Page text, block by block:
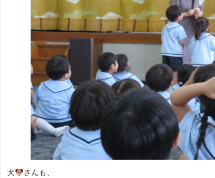
犬 さんも、